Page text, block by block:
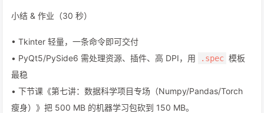
小结 & 作业（30 秒）
• Tkinter 轻量，一条命令即可交付
• PyQt5/PySide6 需处理资源、插件、高 DPI，用
.spec 模板
最稳
• 下节课《第七讲：数据科学项目专场（Numpy/Pandas/Torch
瘦身）》把 500 MB 的机器学习包砍到 150 MB。